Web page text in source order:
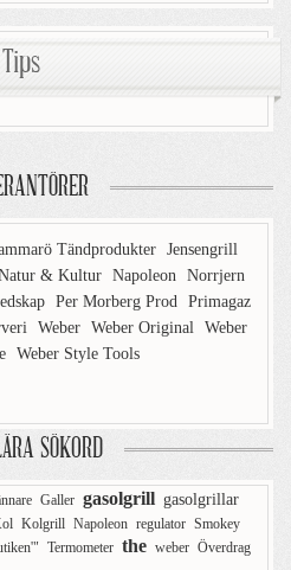
Tips
Tändprodukter Jensengrill
& Kultur Napoleon Norrjern
Per Morberg Prod Primagaz
Weber Weber Original Weber
Weber Style Tools
SÖKORD
Galler gasolgrill gasolgrillar
Kolgrill Napoleon regulator Smokey
Termometer the weber Överdrag